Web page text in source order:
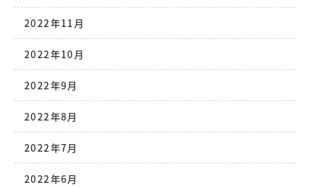
2022年11月
2022年10月
2022年9月
2022年8月
2022年7月
2022年6月